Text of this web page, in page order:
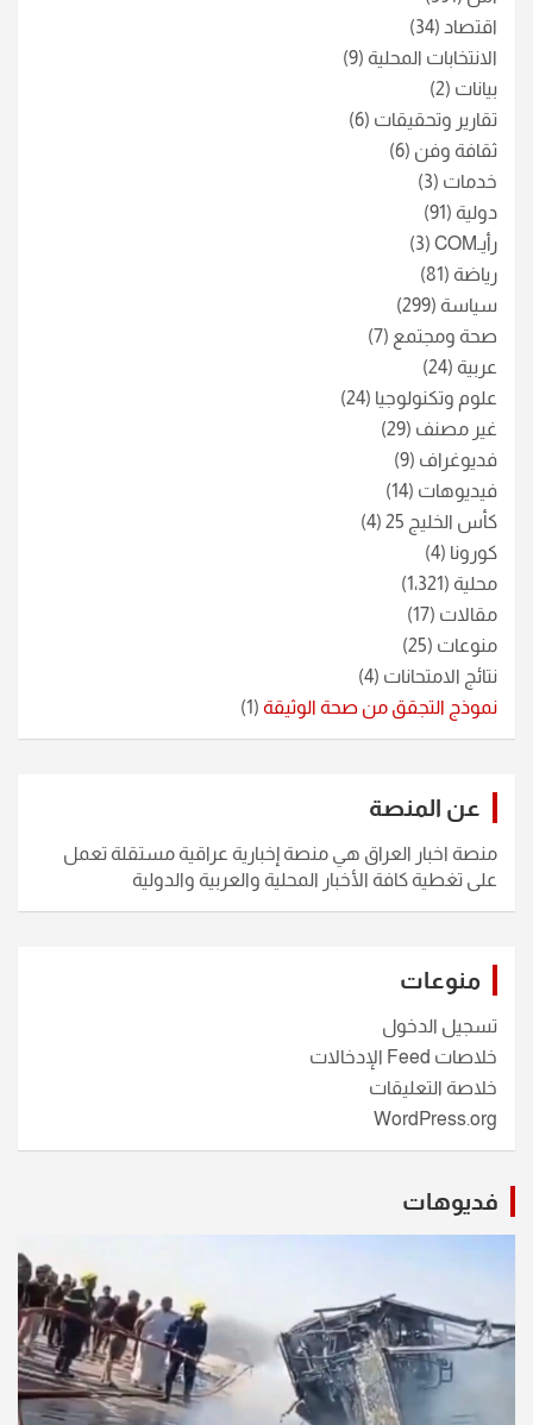
اقتصاد (34)
الانتخابات المحلية (9)
بيانات (2)
تقارير وتحقيقات (6)
ثقافة وفن (6)
خدمات (3)
دولية (91)
رأيـCOM
(3)
رياضة (81)
سياسة (299)
صحة ومجتمع (7)
عربية (24)
علوم وتكنولوجيا (24)
غير مصنف (29)
فديوغراف (9)
فيديوهات (14)
كأس الخليج 25
(4)
كورونا (4)
محلية (1٬321)
مقالات (17)
منوعات (25)
نتائج الامتحانات (4)
نموذج التجقق من صحة الوثيقة (1)
عن المنصة
منصة اخبار العراق هي منصة إخبارية عراقية مستقلة تعمل
على تغطية كافة الأخبار المحلية والعربية والدولية
منوعات
تسجيل الدخول
خلاصات Feed الإدخالات
خلاصة التعليقات
WordPress.org
فديوهات